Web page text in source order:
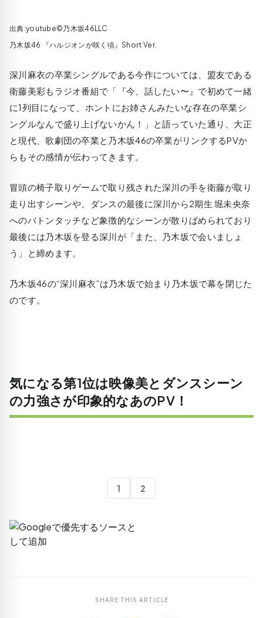
出典:youtube©乃木坂46LLC
乃木坂46 『ハルジオンが咲く頃』Short Ver.
深川麻衣の卒業シングルである今作については、盟友である
衛藤美彩もラジオ番組で「『今、話したい〜』で初めて一緒
に1列目になって、ホントにお姉さんみたいな存在の卒業シ
ングルなんで盛り上げないかん！」と語っていた通り、大正
と現代、歌劇団の卒業と乃木坂46の卒業がリンクするPVか
らもその感情が伝わってきます。
冒頭の椅子取りゲームで取り残された深川の手を衛藤が取り
走り出すシーンや、ダンスの最後に深川から2期生 堀未央奈
へのバトンタッチなど象徴的なシーンが散りばめられており
最後には乃木坂を登る深川が「また、乃木坂で会いましょ
う」と締めます。
乃木坂46の“深川麻衣”は乃木坂で始まり乃木坂で幕を閉じた
のです。
気になる第1位は映像美とダンスシーン
の力強さが印象的なあのPV！
1 2
SHARE THIS ARTICLE